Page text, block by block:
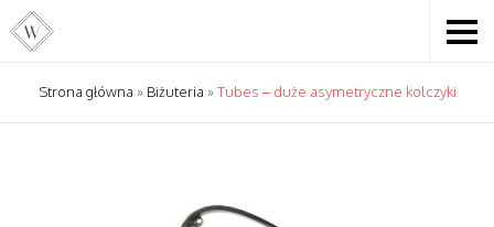
Strona główna » Biżuteria »Tubes – duże asymetryczne kolczyki